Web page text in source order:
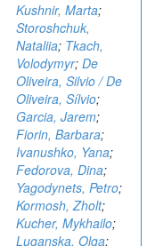
Kushnir, Marta;
Storoshchuk,
Nataliia; Tkach,
Volodymyr; De
Oliveira, Silvio / De
Oliveira, Sílvio;
Garcia, Jarem;
Fiorin, Barbara;
Ivanushko, Yana;
Fedorova, Dina;
Yagodynets, Petro;
Kormosh, Zholt;
Kucher, Mykhailo;
Luganska, Olga;